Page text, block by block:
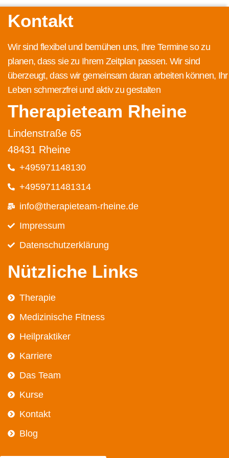
Kontakt
Wir sind flexibel und bemühen uns, Ihre Termine so zu
planen, dass sie zu Ihrem Zeitplan passen. Wir sind
überzeugt, dass wir gemeinsam daran arbeiten können, Ihr
Leben schmerzfrei und aktiv zu gestalten
Therapieteam Rheine
Lindenstraße 65
48431 Rheine
+495971148130
+4959711481314
info@therapieteam-rheine.de
Impressum
Datenschutz­erklärung
Nützliche Links
Therapie
Medizinische Fitness
Heilpraktiker
Karriere
Das Team
Kurse
Kontakt
Blog